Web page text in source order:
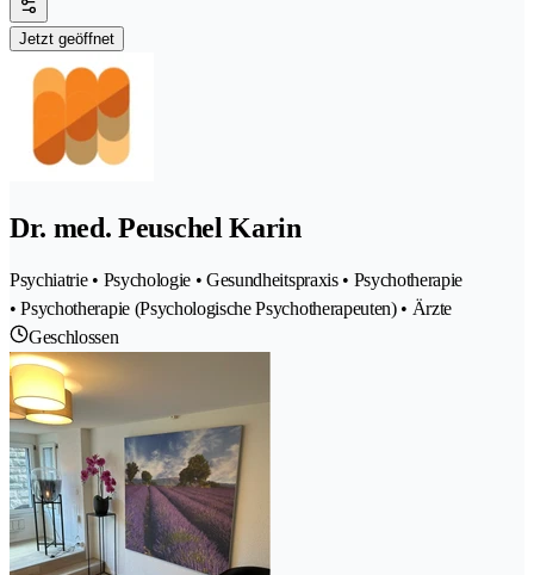
Jetzt geöffnet
Dr. med. Peuschel Karin
Psychiatrie • Psychologie • Gesundheitspraxis • Psychotherapie
• Psychotherapie (Psychologische Psychotherapeuten) • Ärzte
Geschlossen